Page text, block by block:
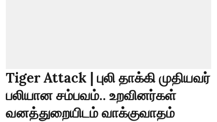
Tiger Attack | புலி தாக்கி முதியவர்
பலியான சம்பவம்.. உறவினர்கள்
வனத்துறையிடம் வாக்குவாதம்